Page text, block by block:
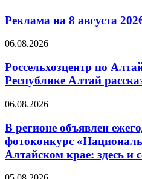
Реклама на 8 августа
06.08.2026
Россельхозцентр по
Республике Алтай
06.08.2026
В регионе объявлен
фотоконкурс
Алтайском крае: здесь и